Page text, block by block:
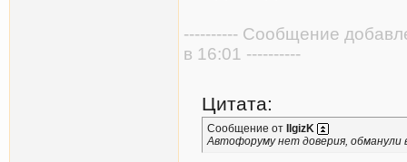
---------- Сообщение
в 16:01 ----------
Цитата:
Сообщение от IlgizK
Автофоруму нет доверия, обманули